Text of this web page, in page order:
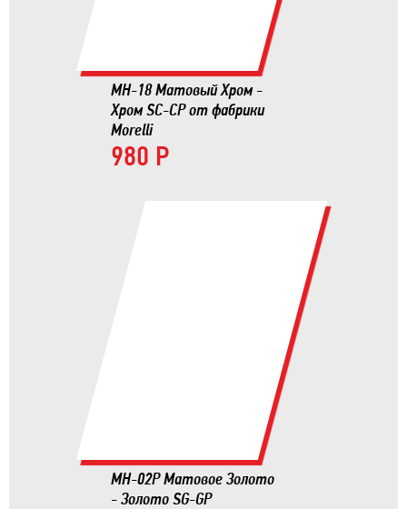
MH-18 Матовый Хром -
Хром SC-CP от фабрики
Morelli
980 Р
MH-02P Матовое Золото
- Золото SG-GP